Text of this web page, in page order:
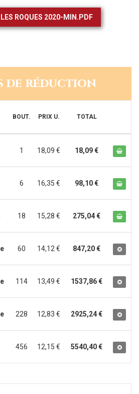
LES ROQUES 2020-MIN.PDF
de réduction
BOUT. PRIX U. TOTAL
1 18,09 € 18,09 €
6 16,35 € 98,10 €
18 15,28 € 275,04 €
60 14,12 € 847,20 €
114 13,49 € 1537,86 €
228 12,83 € 2925,24 €
456 12,15 € 5540,40 €